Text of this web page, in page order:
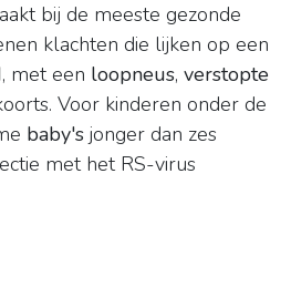
bij de meeste gezonde
klachten die lijken op een
, met een loopneus, verstopte
Voor kinderen onder de
baby's jonger dan zes
met het RS-virus